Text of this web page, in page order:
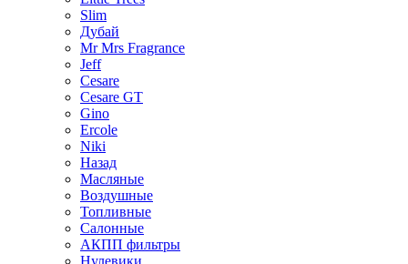
Slim
Дубай
Mr Mrs Fragrance
Jeff
Cesare
Cesare GT
Gino
Ercole
Niki
Назад
Масляные
Воздушные
Топливные
Салонные
АКПП фильтры
Нулевики